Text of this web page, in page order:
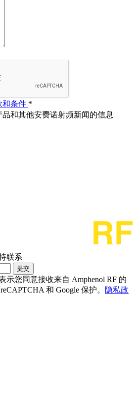
和条件 *
和其他安费诺射频新闻的信息
联系
提交
示您同意接收来自 Amphenol RF 的
和 Google 保护。
隐私政